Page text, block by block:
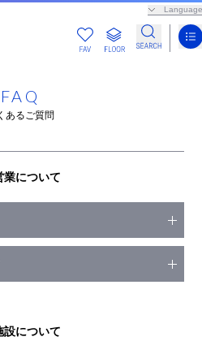
Language
FAQ
あるご質問
業について
設について